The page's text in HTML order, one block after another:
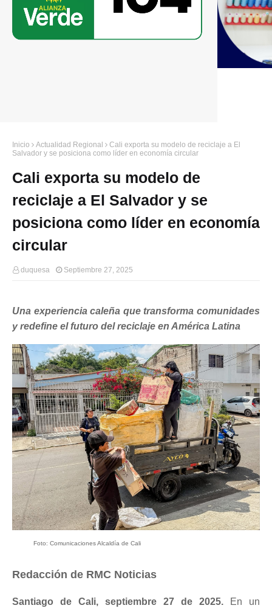
Inicio Actualidad Regional
Cali exporta su modelo de reciclaje a El
Salvador y se posiciona como líder en economía circular
Cali exporta su modelo de
reciclaje a El Salvador y se
posiciona como líder en economía
circular
duquesa Septiembre 27, 2025
Una experiencia caleña que transforma comunidades
y redefine el futuro del reciclaje en América Latina
Foto: Comunicaciones Alcaldía de Cali
Redacción de RMC Noticias
Santiago de Cali, septiembre 27 de 2025.
En un